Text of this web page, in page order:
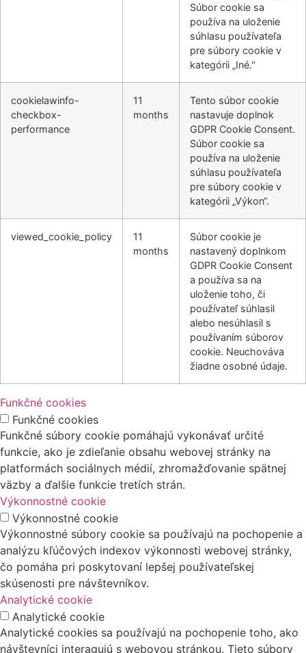
Súbor cookie sa
používa na uloženie
súhlasu používateľa
pre súbory cookie v
kategórii „Iné."
cookielawinfo-
checkbox-
performance
11
months
Tento súbor cookie
nastavuje doplnok
GDPR Cookie Consent.
Súbor cookie sa
používa na uloženie
súhlasu používateľa
pre súbory cookie v
kategórii „Výkon“.
viewed_cookie_policy
11
months
Súbor cookie je
nastavený doplnkom
GDPR Cookie Consent
a používa sa na
uloženie toho, či
používateľ súhlasil
alebo nesúhlasil s
používaním súborov
cookie. Neuchováva
žiadne osobné údaje.
Funkčné cookies
Funkčné cookies
Funkčné súbory cookie pomáhajú vykonávať určité
funkcie, ako je zdieľanie obsahu webovej stránky na
platformách sociálnych médií, zhromažďovanie spätnej
väzby a ďalšie funkcie tretích strán.
Výkonnostné cookie
Výkonnostné cookie
Výkonnostné súbory cookie sa používajú na pochopenie a
analýzu kľúčových indexov výkonnosti webovej stránky,
čo pomáha pri poskytovaní lepšej používateľskej
skúsenosti pre návštevníkov.
Analytické cookie
Analytické cookie
Analytické cookies sa používajú na pochopenie toho, ako
návštevníci interagujú s webovou stránkou. Tieto súbory